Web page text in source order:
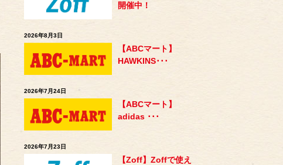
開催中！
2026年8月3日
【ABCマート】
HAWKINS･･･
2026年7月24日
【ABCマート】
adidas ･･･
2026年7月23日
【Zoff】Zoffで使え